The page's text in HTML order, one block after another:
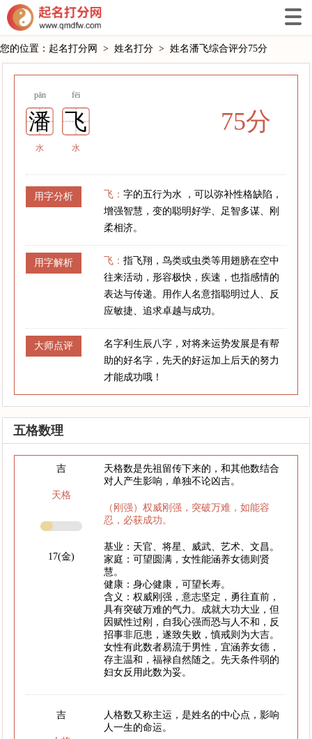
您的位置： 起名打分网 > 姓名打分 > 姓名潘飞综合评分75分
pān fēi
潘 飞
水 水
75分
用字分析 飞：字的五行为水 ，可以弥补性格缺陷，
增强智慧，变的聪明好学、足智多谋、刚
柔相济。
用字解析 飞：指飞翔，鸟类或虫类等用翅膀在空中
往来活动，形容极快，疾速，也指感情的
表达与传递。用作人名意指聪明过人、反
应敏捷、追求卓越与成功。
大师点评
名字利生辰八字，对将来运势发展是有帮
助的好名字，先天的好运加上后天的努力
才能成功哦！
五格数理
吉
天格
17(金)
天格数是先祖留传下来的，和其他数结合
对人产生影响，单独不论凶吉。
（刚强）权威刚强，突破万难，如能容
忍，必获成功。
基业：天官、将星、威武、艺术、文昌。
家庭：可望圆满，女性能涵养女德则贤
慧。
健康：身心健康，可望长寿。
含义：权威刚强，意志坚定，勇往直前，
具有突破万难的气力。成就大功大业，但
因赋性过刚，自我心强而恐与人不和，反
招事非厄患，遂致失败，慎戒则为大吉。
女性有此数者易流于男性，宜涵养女德，
存主温和，福禄自然随之。先天条件弱的
妇女反用此数为妥。
吉
人格数又称主运，是姓名的中心点，影响
人一生的命运。